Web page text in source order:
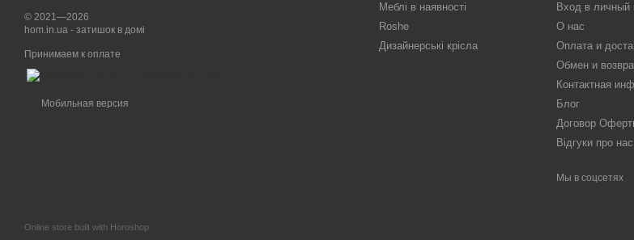
© 2021—2026
hom.in.ua - затишок в домі
Принимаем к оплате
Мобильная версия
Online store built with Horoshop
Меблі в наявності
Roshe
Дизайнерські крісла
Вход в личный
О нас
Оплата и
Обмен и
Контактная
Блог
Договор
Відгуки про нас
Мы в соцсетях